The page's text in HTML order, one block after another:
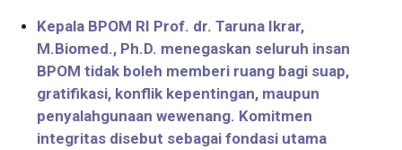
Kepala BPOM RI Prof. dr. Taruna Ikrar,
M.Biomed., Ph.D. menegaskan seluruh insan
BPOM tidak boleh memberi ruang bagi suap,
gratifikasi, konflik kepentingan, maupun
penyalahgunaan wewenang. Komitmen
integritas disebut sebagai fondasi utama